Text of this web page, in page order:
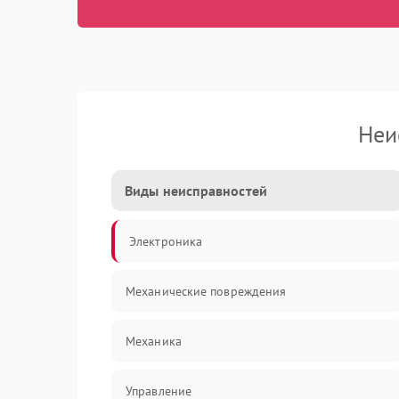
Виды неисправностей
Электроника
Механические повреждения
Механика
Управление